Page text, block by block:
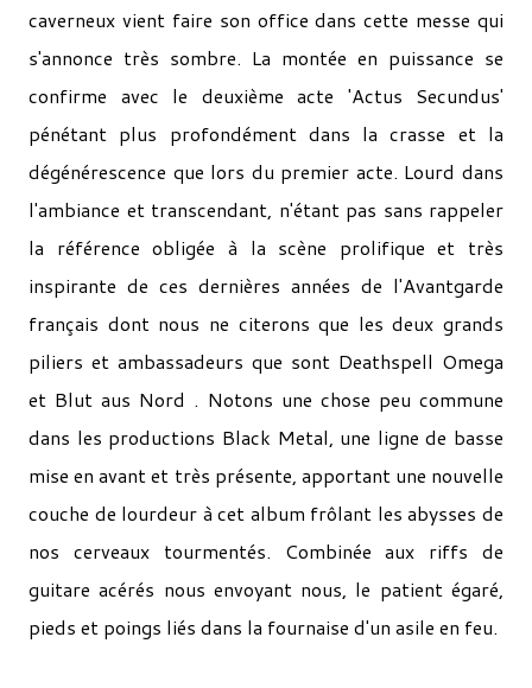
caverneux vient faire son office dans cette messe qui
s'annonce très sombre. La montée en puissance se
confirme avec le deuxième acte 'Actus Secundus'
pénétant plus profondément dans la crasse et la
dégénérescence que lors du premier acte. Lourd dans
l'ambiance et transcendant, n'étant pas sans rappeler
la référence obligée à la scène prolifique et très
inspirante de ces dernières années de l'Avantgarde
français dont nous ne citerons que les deux grands
piliers et ambassadeurs que sont Deathspell Omega
et Blut aus Nord . Notons une chose peu commune
dans les productions Black Metal, une ligne de basse
mise en avant et très présente, apportant une nouvelle
couche de lourdeur à cet album frôlant les abysses de
nos cerveaux tourmentés. Combinée aux riffs de
guitare acérés nous envoyant nous, le patient égaré,
pieds et poings liés dans la fournaise d'un asile en feu.